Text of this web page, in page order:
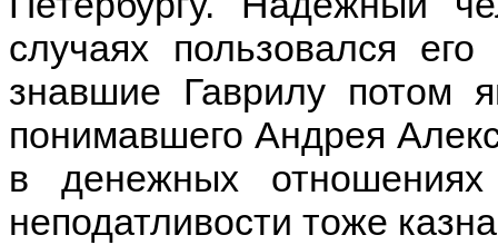
случаях пользовался
знавшие Гаврилу потом
понимавшего Андрея
в денежных
неподатливости тоже